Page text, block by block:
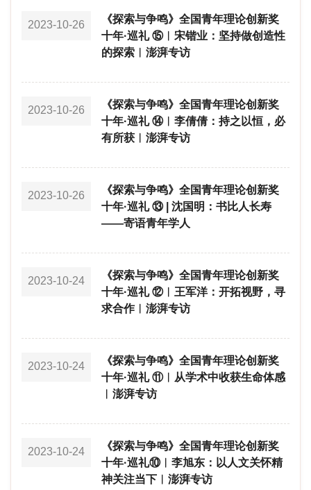
2023-10-26
《探索与争鸣》全国青年理论创新奖
十年·巡礼 ⑮︱宋锴业：坚持做创造性
的探索︱澎湃专访
2023-10-26
《探索与争鸣》全国青年理论创新奖
十年·巡礼 ⑭︱李倩倩：持之以恒，必
有所获︱澎湃专访
2023-10-26
《探索与争鸣》全国青年理论创新奖
十年·巡礼 ⑬ | 沈国明：书比人长寿
——寄语青年学人
2023-10-24
《探索与争鸣》全国青年理论创新奖
十年·巡礼 ⑫︱王军洋：开拓视野，寻
求合作︱澎湃专访
2023-10-24
《探索与争鸣》全国青年理论创新奖
十年·巡礼 ⑪︱从学术中收获生命体感
︱澎湃专访
2023-10-24
《探索与争鸣》全国青年理论创新奖
十年·巡礼⑩︱李旭东：以人文关怀精
神关注当下︱澎湃专访